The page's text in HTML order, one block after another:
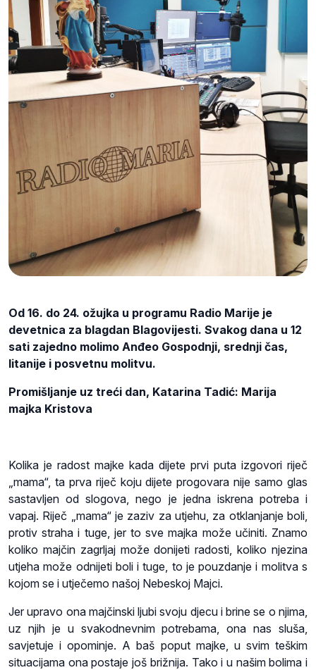
Od 16. do 24. ožujka u programu Radio Marije je
devetnica za blagdan Blagovijesti. Svakog dana u 12
sati zajedno molimo Anđeo Gospodnji, srednji čas,
litanije i posvetnu molitvu.
Promišljanje uz treći dan, Katarina Tadić: Marija
majka Kristova
Kolika je radost majke kada dijete prvi puta izgovori riječ
„mama“, ta prva riječ koju dijete progovara nije samo glas
sastavljen od slogova, nego je jedna iskrena potreba i
vapaj. Riječ „mama“ je zaziv za utjehu, za otklanjanje boli,
protiv straha i tuge, jer to sve majka može učiniti. Znamo
koliko majčin zagrljaj može donijeti radosti, koliko njezina
utjeha može odnijeti boli i tuge, to je pouzdanje i molitva s
kojom se i utječemo našoj Nebeskoj Majci.
Jer upravo ona majčinski ljubi svoju djecu i brine se o njima,
uz njih je u svakodnevnim potrebama, ona nas sluša,
savjetuje i opominje. A baš poput majke, u svim teškim
situacijama ona postaje još brižnija. Tako i u našim bolima i